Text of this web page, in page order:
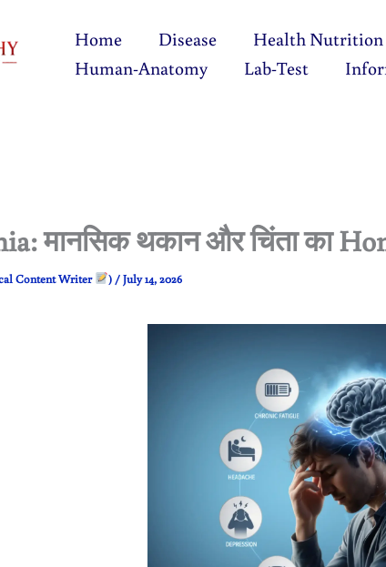
Home Disease Health Nutrition
Human-Anatomy
Lab-Test
मानसिक थकान और चिंता का
Content Writer ) /July 14, 2026